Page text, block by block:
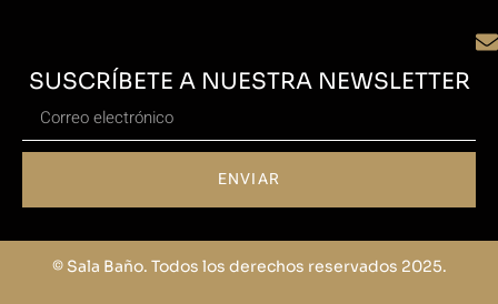
SUSCRÍBETE A NUESTRA NEWSLETTER
ENVIAR
© Sala Baño. Todos los derechos reservados 2025.